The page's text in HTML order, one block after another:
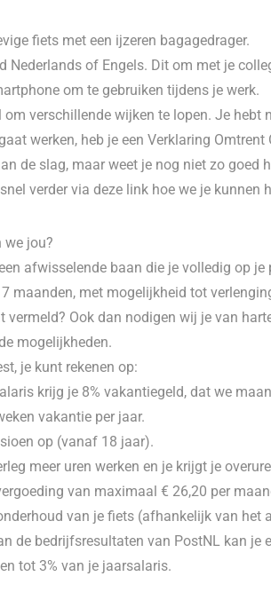
fiets met een ijzeren bagagedrager.
Nederlands of Engels. Dit om met je
om te gebruiken tijdens je werk.
om verschillende wijken te lopen. Je hebt
werken, heb je een Verklaring
de slag, maar weet je nog niet zo
verder via deze link hoe we je kunnen
we jou?
afwisselende baan die je volledig op
maanden, met mogelijkheid tot
vermeld? Ook dan nodigen wij je van
mogelijkheden.
je kunt rekenen op:
krijg je 8% vakantiegeld, dat we
vakantie per jaar.
op (vanaf 18 jaar).
meer uren werken en je krijgt je
van maximaal € 26,20 per
van je fiets (afhankelijk van het
de bedrijfsresultaten van PostNL kan
tot 3% van je jaarsalaris.